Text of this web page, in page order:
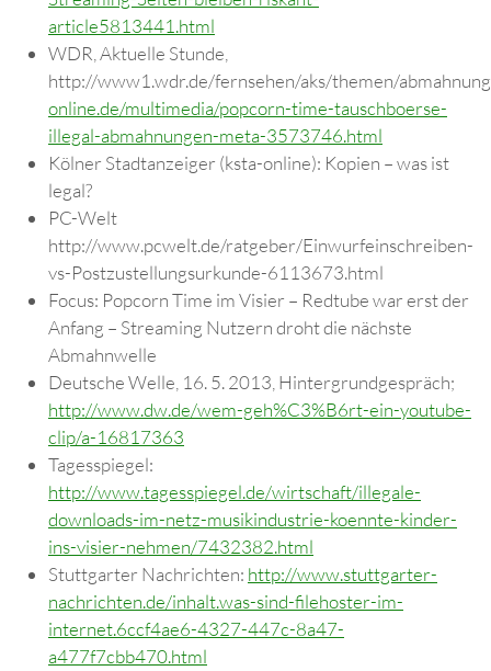
article5813441.html
WDR, Aktuelle Stunde,
http://www1.wdr.de/fernsehen/aks/themen/
online.de/multimedia/popcorn-time-tauschboerse-
illegal-abmahnungen-meta-3573746.html
Kölner Stadtanzeiger (ksta-online): Kopien – was ist
legal?
PC-Welt
http://www.pcwelt.de/ratgeber/Einwurfeinschreiben-
vs-Postzustellungsurkunde-6113673.html
Focus: Popcorn Time im Visier – Redtube war erst der
Anfang – Streaming Nutzern droht die nächste
Abmahnwelle
Deutsche Welle, 16. 5. 2013, Hintergrundgespräch;
http://www.dw.de/wem-geh%C3%B6rt-ein-youtube-
clip/a-16817363
Tagesspiegel:
http://www.tagesspiegel.de/wirtschaft/illegale-
downloads-im-netz-musikindustrie-koennte-kinder-
ins-visier-nehmen/7432382.html
Stuttgarter Nachrichten: http://www.stuttgarter-
nachrichten.de/inhalt.was-sind-filehoster-im-
internet.6ccf4ae6-4327-447c-8a47-
a477f7cbb470.html